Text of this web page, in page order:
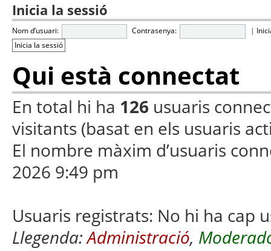
Inicia la sessió
Nom d’usuari: Contrasenya: |
Qui està connectat
En total hi ha 126 usuaris
visitants (basat en els usuaris
El nombre màxim d’usuaris
2026 9:49 pm
Usuaris registrats: No hi ha cap
Llegenda:Administració,